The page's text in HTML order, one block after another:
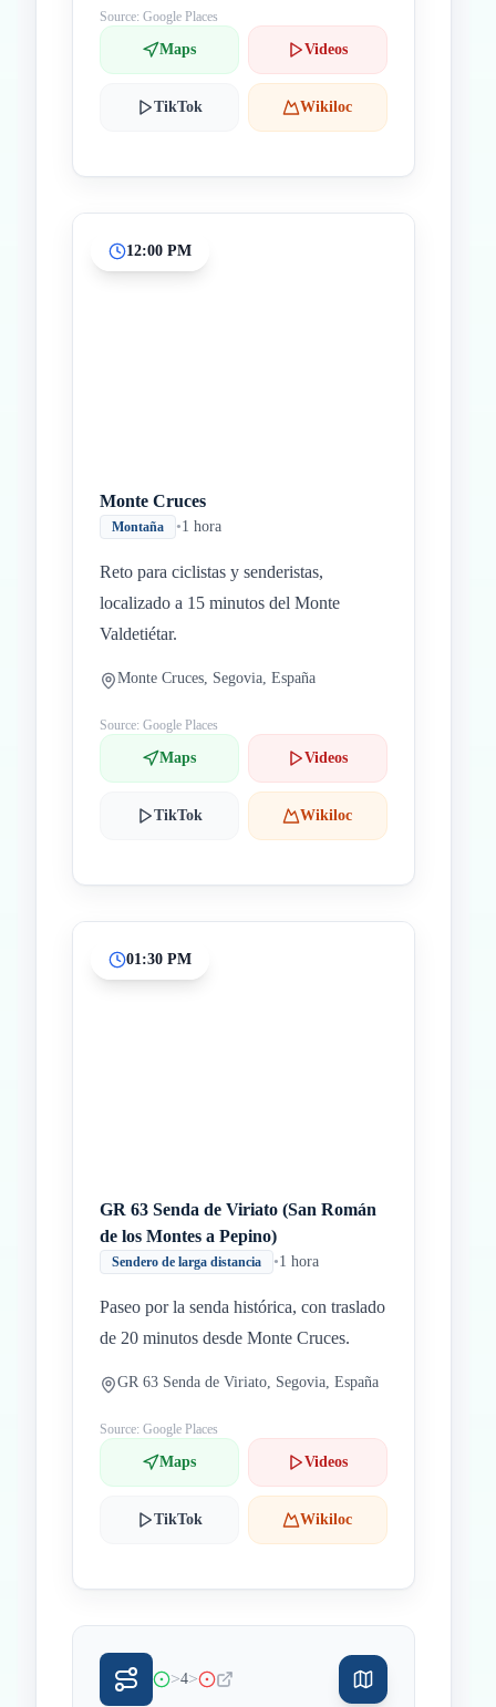
Source: Google Places
Maps Videos
TikTok Wikiloc
12:00 PM
Monte Cruces
Montaña •1 hora
Reto para ciclistas y senderistas,
localizado a 15 minutos del Monte
Valdetiétar.
Monte Cruces, Segovia, España
Source: Google Places
Maps Videos
TikTok Wikiloc
01:30 PM
GR 63 Senda de Viriato (San Román
de los Montes a Pepino)
Sendero de larga distancia •1 hora
Paseo por la senda histórica, con traslado
de 20 minutos desde Monte Cruces.
GR 63 Senda de Viriato, Segovia, España
Source: Google Places
Maps Videos
TikTok Wikiloc
>4>